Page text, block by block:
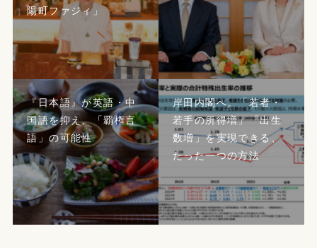
陽町ファジィ」
『日本語』が英語・中
国語を抑え、「覇権言
語」の可能性
岸田内閣へ。「若者・
若手の所得増」「出生
数増」を実現できる、
たった一つの方法